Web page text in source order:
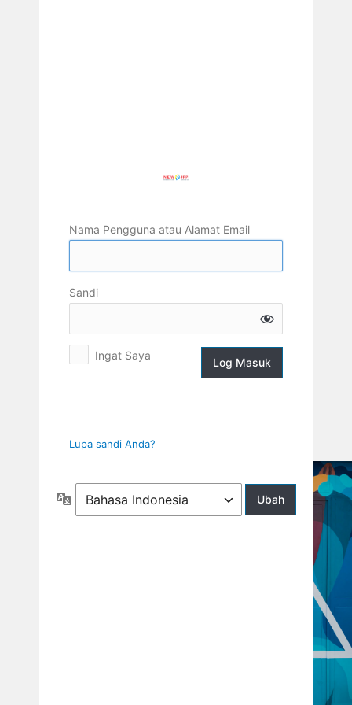
Log
Nama Pengguna atau Alamat Email
Sandi
Ingat Saya
Lupa sandi Anda?
Bahasa